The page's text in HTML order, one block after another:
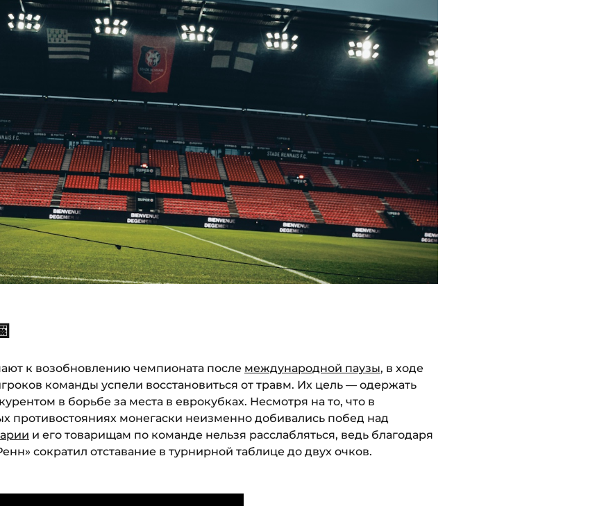
к возобновлению чемпионата после международной паузы, в ходе
команды успели восстановиться от травм. Их цель — одержать
в борьбе за места в еврокубках. Несмотря на то, что в
противостояниях монегаски неизменно добивались побед над
и его товарищам по команде нельзя расслабляться, ведь благодаря
сократил отставание в турнирной таблице до двух очков.